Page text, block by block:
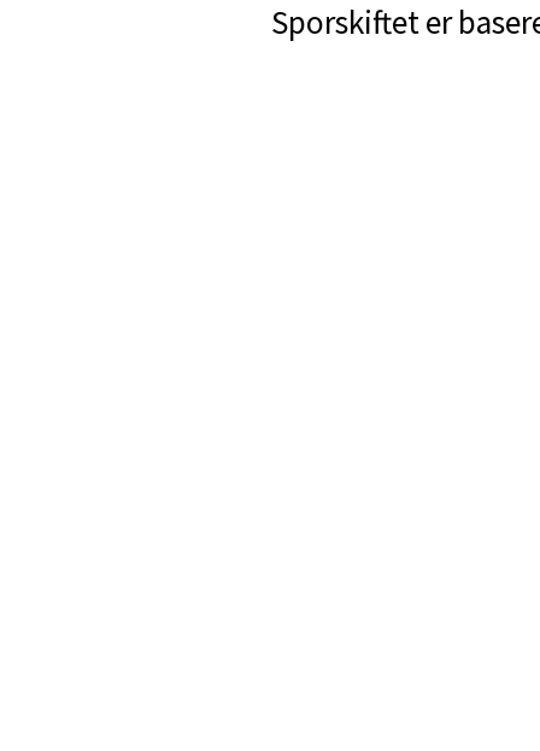
Sporskiftet er